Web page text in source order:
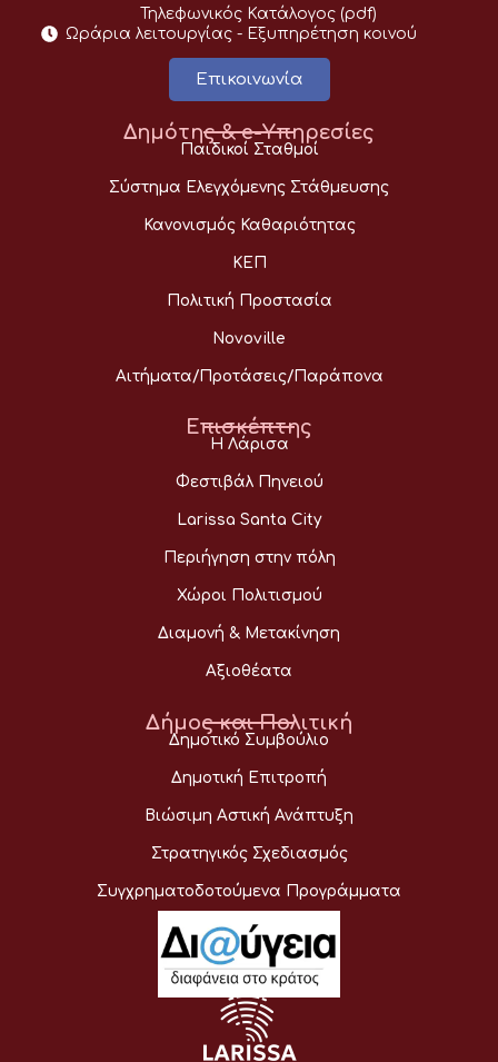
Τηλεφωνικός Κατάλογος (pdf)
Ωράρια λειτουργίας - Eξυπηρέτηση κοινού
Επικοινωνία
Δημότης & e-Υπηρεσίες
Παιδικοί Σταθμοί
Σύστημα Ελεγχόμενης Στάθμευσης
Κανονισμός Καθαριότητας
ΚΕΠ
Πολιτική Προστασία
Novoville
Αιτήματα/Προτάσεις/Παράπονα
Επισκέπτης
Η Λάρισα
Φεστιβάλ Πηνειού
Larissa Santa City
Περιήγηση στην πόλη
Χώροι Πολιτισμού
Διαμονή & Μετακίνηση
Αξιοθέατα
Δήμος και Πολιτική
Δημοτικό Συμβούλιο
Δημοτική Επιτροπή
Βιώσιμη Αστική Ανάπτυξη
Στρατηγικός Σχεδιασμός
Συγχρηματοδοτούμενα Προγράμματα